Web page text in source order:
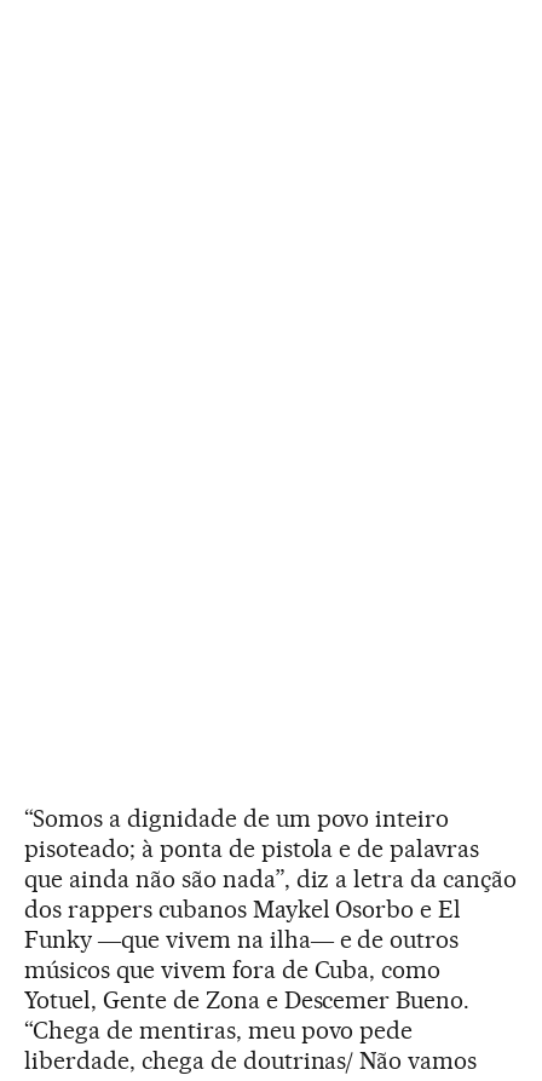
“Somos a dignidade de um povo inteiro
pisoteado; à ponta de pistola e de palavras
que ainda não são nada”, diz a letra da canção
dos rappers cubanos Maykel Osorbo e El
Funky ―que vivem na ilha― e de outros
músicos que vivem fora de Cuba, como
Yotuel, Gente de Zona e Descemer Bueno.
“Chega de mentiras, meu povo pede
liberdade, chega de doutrinas/ Não vamos